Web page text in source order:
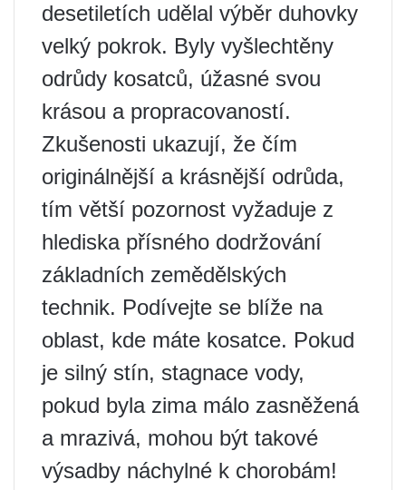
desetiletích udělal výběr duhovky
velký pokrok. Byly vyšlechtěny
odrůdy kosatců, úžasné svou
krásou a propracovaností.
Zkušenosti ukazují, že čím
originálnější a krásnější odrůda,
tím větší pozornost vyžaduje z
hlediska přísného dodržování
základních zemědělských
technik. Podívejte se blíže na
oblast, kde máte kosatce. Pokud
je silný stín, stagnace vody,
pokud byla zima málo zasněžená
a mrazivá, mohou být takové
výsadby náchylné k chorobám!